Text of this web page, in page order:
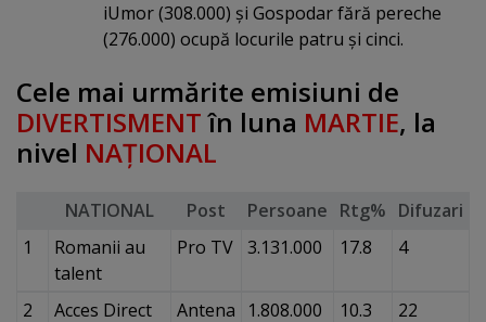
iUmor (308.000) şi Gospodar fără pereche
(276.000) ocupă locurile patru şi cinci.
Cele mai urmărite emisiuni de
DIVERTISMENTîn luna MARTIE, la
nivel NAŢIONAL
NATIONAL Post Persoane Rtg% Difuzari
1
Romanii au
talent
Pro TV 3.131.000 17.8 4
2 Acces Direct
Antena
1.808.000 10.3 22